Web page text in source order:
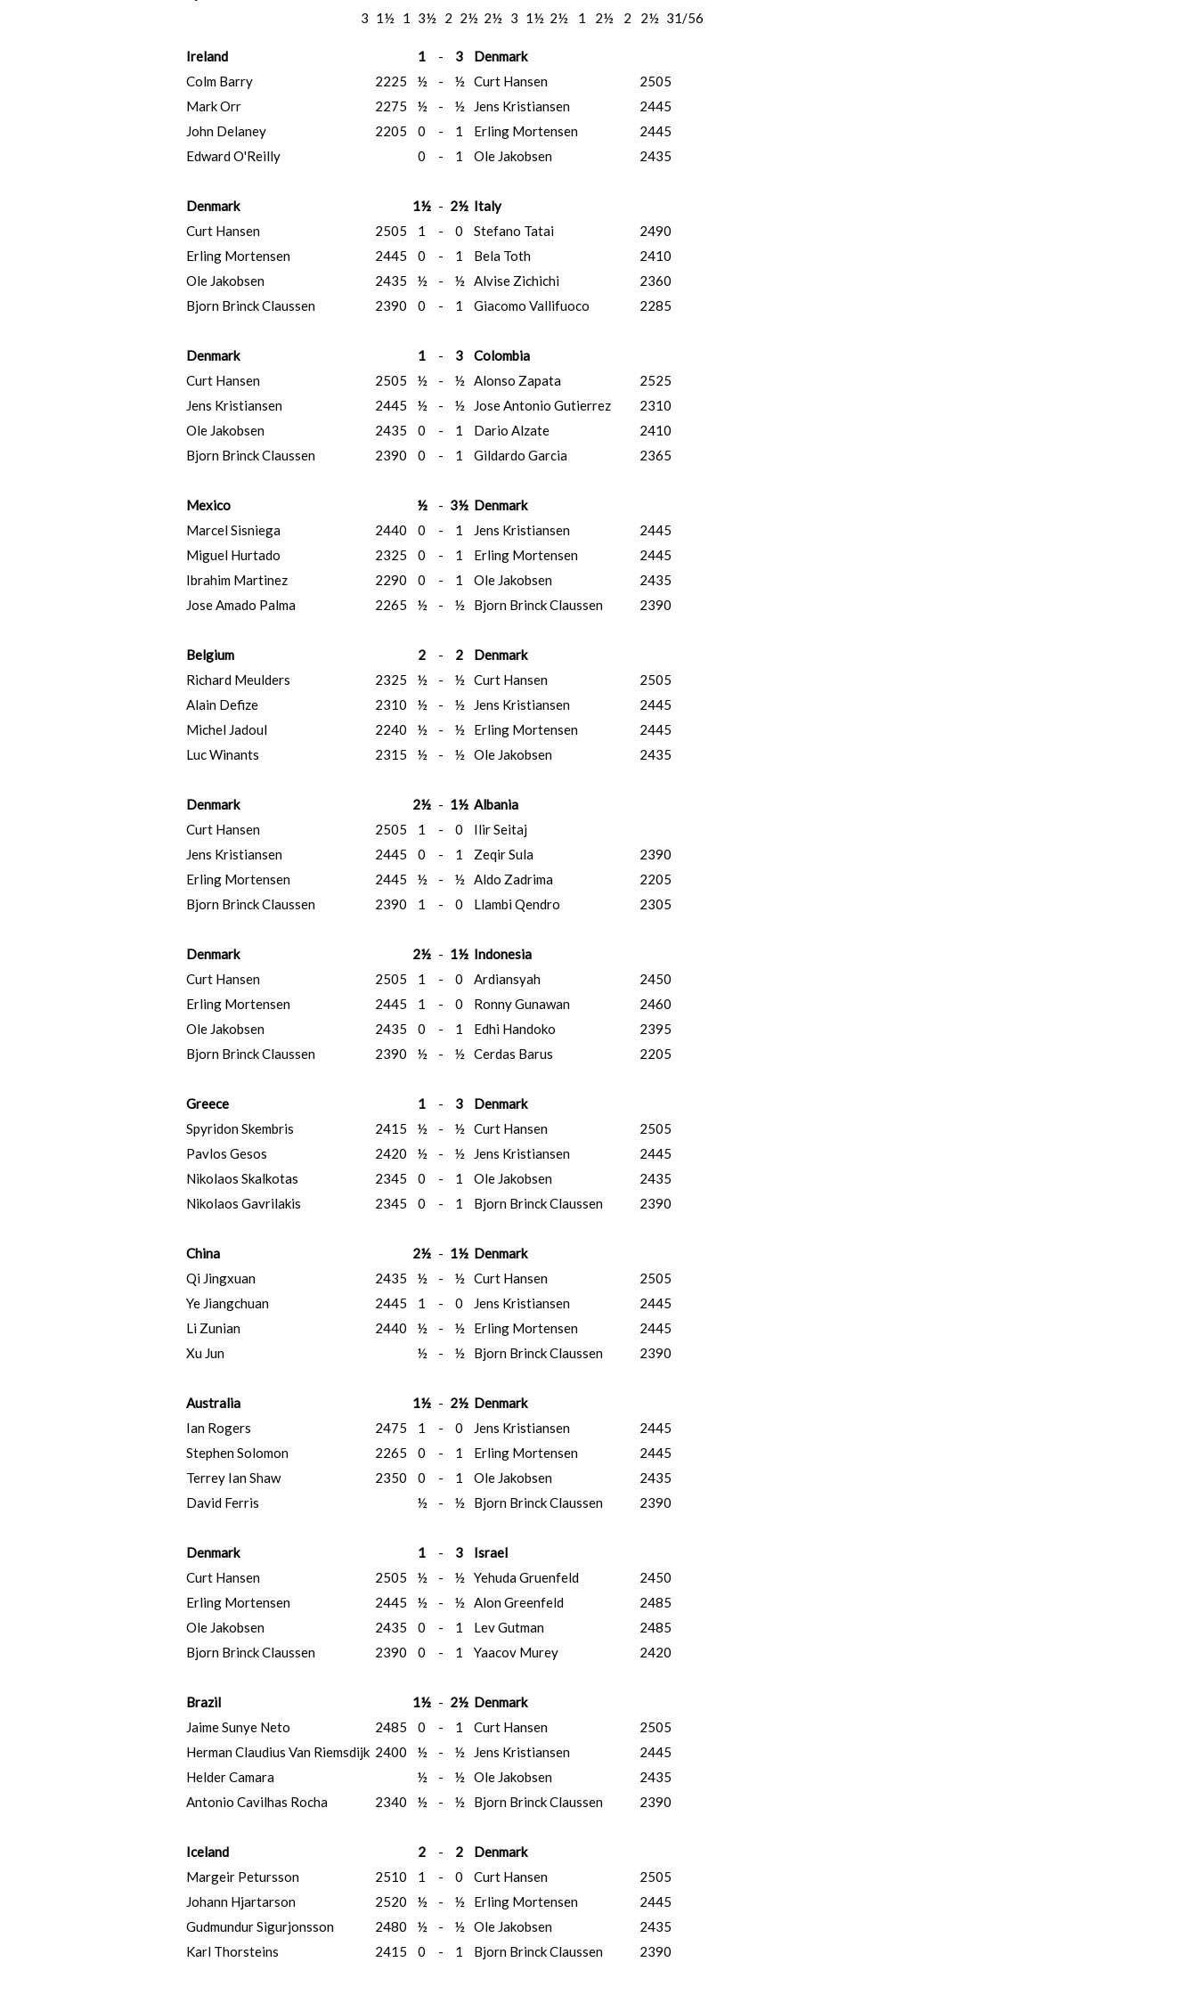
3 1½ 1 3½ 2 2½ 2½ 3 1½ 2½ 1 2½ 2 2½ 31/56
Ireland 1 - 3
Denmark
Colm Barry
2225 ½ - ½ Curt Hansen
2505
Mark Orr
2275 ½ - ½ Jens Kristiansen
2445
John Delaney
2205 0 - 1 Erling Mortensen
2445
Edward O'Reilly
0 - 1 Ole Jakobsen 2435
Denmark 1½ - 2½ Italy
Curt Hansen
2505 1 - 0 Stefano Tatai
2490
Erling Mortensen
2445 0 - 1 Bela Toth
2410
Ole Jakobsen
2435 ½ - ½ Alvise Zichichi
2360
Bjorn Brinck Claussen
2390 0 - 1 Giacomo Vallifuoco 2285
Denmark 1 - 3
Colombia
Curt Hansen
2505 ½ - ½ Alonso Zapata
2525
Jens Kristiansen
2445 ½ - ½ Jose Antonio Gutierrez
2310
Ole Jakobsen
2435 0 - 1 Dario Alzate
2410
Bjorn Brinck Claussen
2390 0 - 1 Gildardo Garcia 2365
Mexico ½ - 3½ Denmark
Marcel Sisniega
2440 0 - 1 Jens Kristiansen
2445
Miguel Hurtado
2325 0 - 1 Erling Mortensen
2445
Ibrahim Martinez
2290 0 - 1 Ole Jakobsen
2435
Jose Amado Palma
2265 ½ - ½ Bjorn Brinck Claussen 2390
Belgium 2 - 2
Denmark
Richard Meulders
2325 ½ - ½ Curt Hansen
2505
Alain Defize
2310 ½ - ½ Jens Kristiansen
2445
Michel Jadoul
2240 ½ - ½ Erling Mortensen
2445
Luc Winants
2315 ½ - ½ Ole Jakobsen 2435
Denmark 2½ - 1½ Albania
Curt Hansen
2505 1 - 0
Ilir Seitaj
Jens Kristiansen
2445 0 - 1 Zeqir Sula
2390
Erling Mortensen
2445 ½ - ½ Aldo Zadrima
2205
Bjorn Brinck Claussen
2390 1 - 0 Llambi Qendro 2305
Denmark 2½ - 1½ Indonesia
Curt Hansen
2505 1 - 0 Ardiansyah
2450
Erling Mortensen
2445 1 - 0 Ronny Gunawan
2460
Ole Jakobsen
2435 0 - 1 Edhi Handoko
2395
Bjorn Brinck Claussen
2390 ½ - ½ Cerdas Barus 2205
Greece 1 - 3
Denmark
Spyridon Skembris
2415 ½ - ½ Curt Hansen
2505
Pavlos Gesos
2420 ½ - ½ Jens Kristiansen
2445
Nikolaos Skalkotas
2345 0 - 1 Ole Jakobsen
2435
Nikolaos Gavrilakis
2345 0 - 1 Bjorn Brinck Claussen 2390
China 2½ - 1½ Denmark
Qi Jingxuan
2435 ½ - ½ Curt Hansen
2505
Ye Jiangchuan
2445 1 - 0 Jens Kristiansen
2445
Li Zunian
2440 ½ - ½ Erling Mortensen
2445
Xu Jun
½ - ½ Bjorn Brinck Claussen 2390
Australia 1½ - 2½ Denmark
Ian Rogers
2475 1 - 0 Jens Kristiansen
2445
Stephen Solomon
2265 0 - 1 Erling Mortensen
2445
Terrey Ian Shaw
2350 0 - 1 Ole Jakobsen
2435
David Ferris
½ - ½ Bjorn Brinck Claussen 2390
Denmark 1 - 3
Israel
Curt Hansen
2505 ½ - ½ Yehuda Gruenfeld
2450
Erling Mortensen
2445 ½ - ½ Alon Greenfeld
2485
Ole Jakobsen
2435 0 - 1 Lev Gutman
2485
Bjorn Brinck Claussen
2390 0 - 1 Yaacov Murey 2420
Brazil 1½ - 2½ Denmark
Jaime Sunye Neto
2485 0 - 1 Curt Hansen
2505
Herman Claudius Van Riemsdijk 2400 ½ - ½ Jens Kristiansen
2445
Helder Camara
½ - ½ Ole Jakobsen
2435
Antonio Cavilhas Rocha
2340 ½ - ½ Bjorn Brinck Claussen 2390
Iceland 2 - 2
Denmark
Margeir Petursson
2510 1 - 0 Curt Hansen
2505
Johann Hjartarson
2520 ½ - ½ Erling Mortensen
2445
Gudmundur Sigurjonsson
2480 ½ - ½ Ole Jakobsen
2435
Karl Thorsteins
2415 0 - 1 Bjorn Brinck Claussen 2390